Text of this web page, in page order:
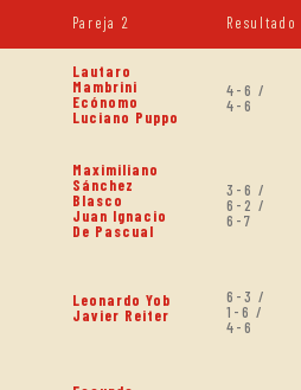
Pareja 2 Resultado
Lautaro
Mambrini
Ecónomo
Luciano Puppo
4-6 /
4-6
Maximiliano
Sánchez
Blasco
Juan Ignacio
De Pascual
3-6 /
6-2 /
6-7
Leonardo Yob
Javier Reiter
6-3 /
1-6 /
4-6